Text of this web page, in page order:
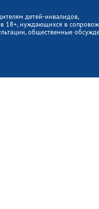
детей-инвалидов,
18+, нуждающихся в
общественные